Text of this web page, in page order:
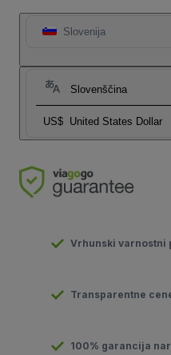
Slovenija
Slovenščina
US$ United States Dollar
Vrhunski varnostni
Transparentne
100% garancija